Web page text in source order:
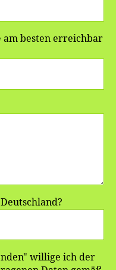
besten erreichbar
willige ich der